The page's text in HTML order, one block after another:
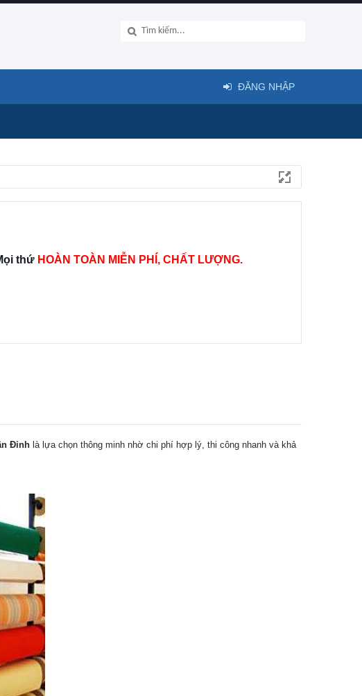
thứ HOÀN TOÀN MIỄN PHÍ, CHẤT LƯỢNG.
Đỉnh là lựa chọn thông minh nhờ chi phí hợp lý, thi công nhanh và khả
ĐĂNG NHẬP